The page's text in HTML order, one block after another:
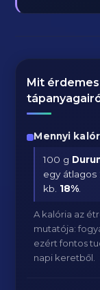
Mit
Mennyi
100 g
egy
kb. 18%
A kalória az
mutatója:
ezért fontos
napi keretből.